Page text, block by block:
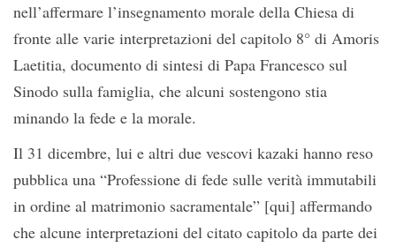
nell’affermare l’insegnamento morale della Chiesa di
fronte alle varie interpretazioni del capitolo 8° di Amoris
Laetitia, documento di sintesi di Papa Francesco sul
Sinodo sulla famiglia, che alcuni sostengono stia
minando la fede e la morale.
Il 31 dicembre, lui e altri due vescovi kazaki hanno reso
pubblica una “Professione di fede sulle verità immutabili
in ordine al matrimonio sacramentale” [qui] affermando
che alcune interpretazioni del citato capitolo da parte dei